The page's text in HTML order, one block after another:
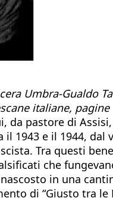
Umbra-Gualdo
italiane,
da pastore di
1943 e il 1944, dal
Tra questi
che
in una
di “Giusto tra